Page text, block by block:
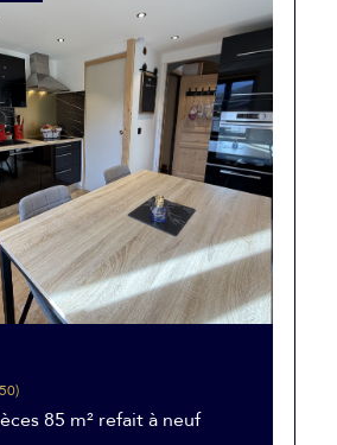
85 m² refait à neuf